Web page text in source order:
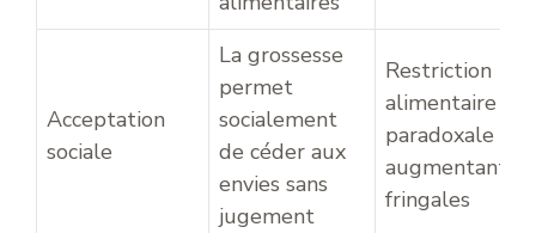
Acceptation
sociale
La grossesse
permet
socialement
de céder aux
envies sans
jugement
Restriction
alimentaire
paradoxale
augmentant
fringales